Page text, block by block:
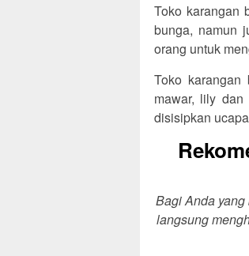
Toko karangan
bunga, namun
orang untuk
Toko
mawar, lily
disisipkan
Bagi Anda
langsung